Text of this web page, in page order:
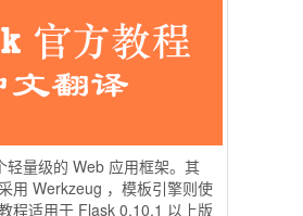
轻量级的 Web 应用框架。其
用 Werkzeug ，模板引擎则使
程适用于 Flask 0.10.1 以上版